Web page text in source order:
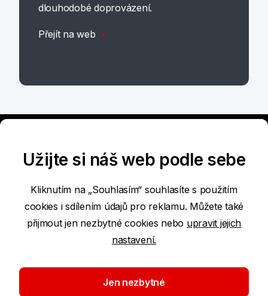
dlouhodobé doprovázení.
Přejít na web
Přístupnost služeb
Podmínky používání internetových stránek
Nastavení cookies
Užijte si náš web podle sebe
Kliknutím na „Souhlasím“ souhlasíte s použitím
cookies i sdílením údajů pro reklamu. Můžete také
přijmout jen nezbytné cookies nebo upravit jejich
nastavení.
Jen nezbytné